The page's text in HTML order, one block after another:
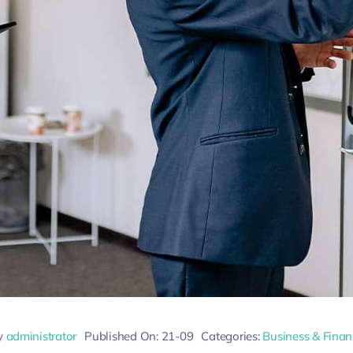
administrator Published On: 21-09 Categories: Business &